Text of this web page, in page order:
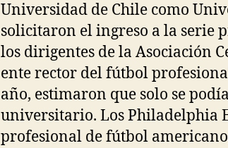
Universidad de Chile como
solicitaron el ingreso a la serie
los dirigentes de la Asociación
ente rector del fútbol
año, estimaron que solo se
universitario. Los Philadelphia
profesional de fútbol